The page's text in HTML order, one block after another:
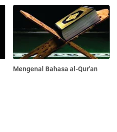
Mengenal Bahasa al-Qur'an